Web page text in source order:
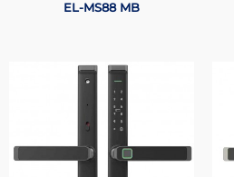
EL-MS88 MB